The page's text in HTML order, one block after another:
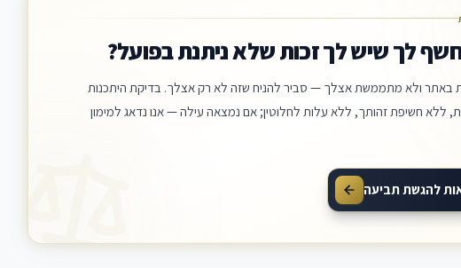
לך שיש לך זכות שלא ניתנת בפועל?
באתר ולא מתממשת אצלך — סביר להניח שזה לא רק אצלך. בדיקת היתכנות
ללא חשיפת זהותך, ללא עלות לחלוטין; אם נמצאה עילה — אנו נדאג למימון
להגשת תביעה